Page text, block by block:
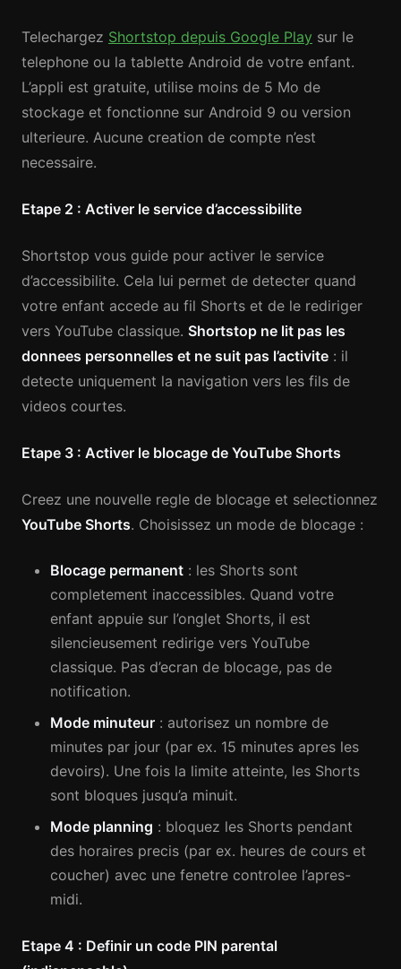
Telechargez Shortstop depuis Google Play sur le
telephone ou la tablette Android de votre enfant.
L’appli est gratuite, utilise moins de 5 Mo de
stockage et fonctionne sur Android 9 ou version
ulterieure. Aucune creation de compte n’est
necessaire.
Etape 2 : Activer le service d’accessibilite
Shortstop vous guide pour activer le service
d’accessibilite. Cela lui permet de detecter quand
votre enfant accede au fil Shorts et de le rediriger
vers YouTube classique. Shortstop ne lit pas les
donnees personnelles et ne suit pas l’activite : il
detecte uniquement la navigation vers les fils de
videos courtes.
Etape 3 : Activer le blocage de YouTube Shorts
Creez une nouvelle regle de blocage et selectionnez
YouTube Shorts. Choisissez un mode de blocage :
Blocage permanent : les Shorts sont
completement inaccessibles. Quand votre
enfant appuie sur l’onglet Shorts, il est
silencieusement redirige vers YouTube
classique. Pas d’ecran de blocage, pas de
notification.
Mode minuteur : autorisez un nombre de
minutes par jour (par ex. 15 minutes apres les
devoirs). Une fois la limite atteinte, les Shorts
sont bloques jusqu’a minuit.
Mode planning : bloquez les Shorts pendant
des horaires precis (par ex. heures de cours et
coucher) avec une fenetre controlee l’apres-
midi.
Etape 4 : Definir un code PIN parental